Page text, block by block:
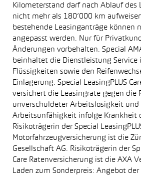
Kilometerstand darf nach Ablauf des
nicht mehr als 180’000 km
bestehende Leasinganträge können
angepasst werden. Nur für
Änderungen vorbehalten. Special
beinhaltet die Dienstleistung Service
Flüssigkeiten sowie den
Einlagerung. Special LeasingPLUS
versichert die Leasingrate gegen die
unverschuldeter Arbeitslosigkeit und
Arbeitsunfähigkeit infolge Krankheit
Risikoträgerin der Special
Motorfahrzeugversicherung ist die
Gesellschaft AG. Risikoträgerin der
Care Ratenversicherung ist die AXA
Laden zum Sonderpreis: Angebot der